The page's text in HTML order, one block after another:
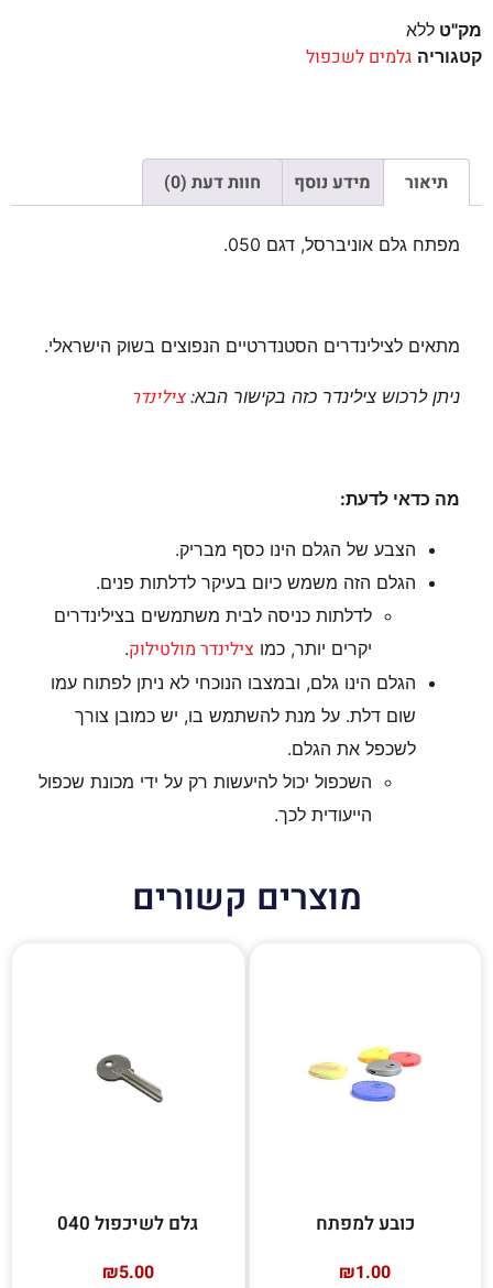
מק"ט ללא
קטגוריה גלמים לשכפול
תיאור מידע נוסף חוות דעת (0)
מפתח גלם אוניברסל, דגם 050.
מתאים לצילינדרים הסטנדרטיים הנפוצים בשוק הישראלי.
ניתן לרכוש צילינדר כזה בקישור הבא:צילינדר
מה כדאי לדעת:
הצבע של הגלם הינו כסף מבריק.
הגלם הזה משמש כיום בעיקר לדלתות פנים.
לדלתות כניסה לבית משתמשים בצילינדרים
יקרים יותר, כמו צילינדר מולטילוק.
הגלם הינו גלם, ובמצבו הנוכחי לא ניתן לפתוח עמו
שום דלת. על מנת להשתמש בו, יש כמובן צורך
לשכפל את הגלם.
השכפול יכול להיעשות רק על ידי מכונת שכפול
הייעודית לכך.
מוצרים קשורים
כובע למפתח
₪1.00
גלם לשיכפול 040
₪5.00